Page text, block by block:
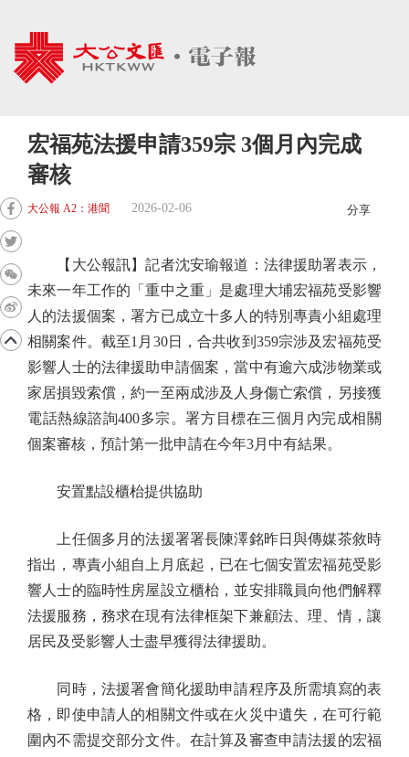
宏福苑法援申請359宗 3個月內完成
審核
大公報 A2：港聞 2026-02-06 分享
【大公報訊】記者沈安瑜報道：法律援助署表示，
未來一年工作的「重中之重」是處理大埔宏福苑受影響
人的法援個案，署方已成立十多人的特別專責小組處理
相關案件。截至1月30日，合共收到359宗涉及宏福苑受
影響人士的法律援助申請個案，當中有逾六成涉物業或
家居損毀索償，約一至兩成涉及人身傷亡索償，另接獲
電話熱線諮詢400多宗。署方目標在三個月內完成相關
個案審核，預計第一批申請在今年3月中有結果。
安置點設櫃枱提供協助
上任個多月的法援署署長陳澤銘昨日與傳媒茶敘時
指出，專責小組自上月底起，已在七個安置宏福苑受影
響人士的臨時性房屋設立櫃枱，並安排職員向他們解釋
法援服務，務求在現有法律框架下兼顧法、理、情，讓
居民及受影響人士盡早獲得法律援助。
同時，法援署會簡化援助申請程序及所需填寫的表
格，即使申請人的相關文件或在火災中遺失，在可行範
圍內不需提交部分文件。在計算及審查申請法援的宏福